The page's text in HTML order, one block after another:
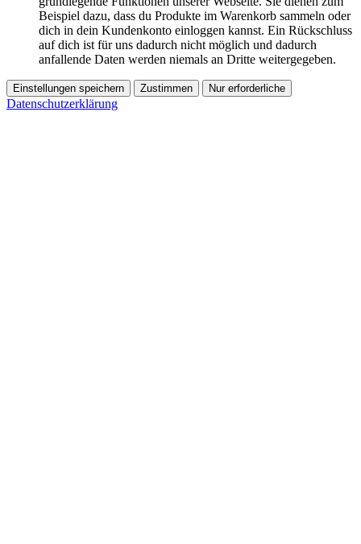
Beispiel dazu, dass du Produkte im Warenkorb sammeln oder
dich in dein Kundenkonto einloggen kannst. Ein Rückschluss
auf dich ist für uns dadurch nicht möglich und dadurch
anfallende Daten werden niemals an Dritte weitergegeben.
Einstellungen speichern Zustimmen Nur erforderliche
Datenschutzerklärung